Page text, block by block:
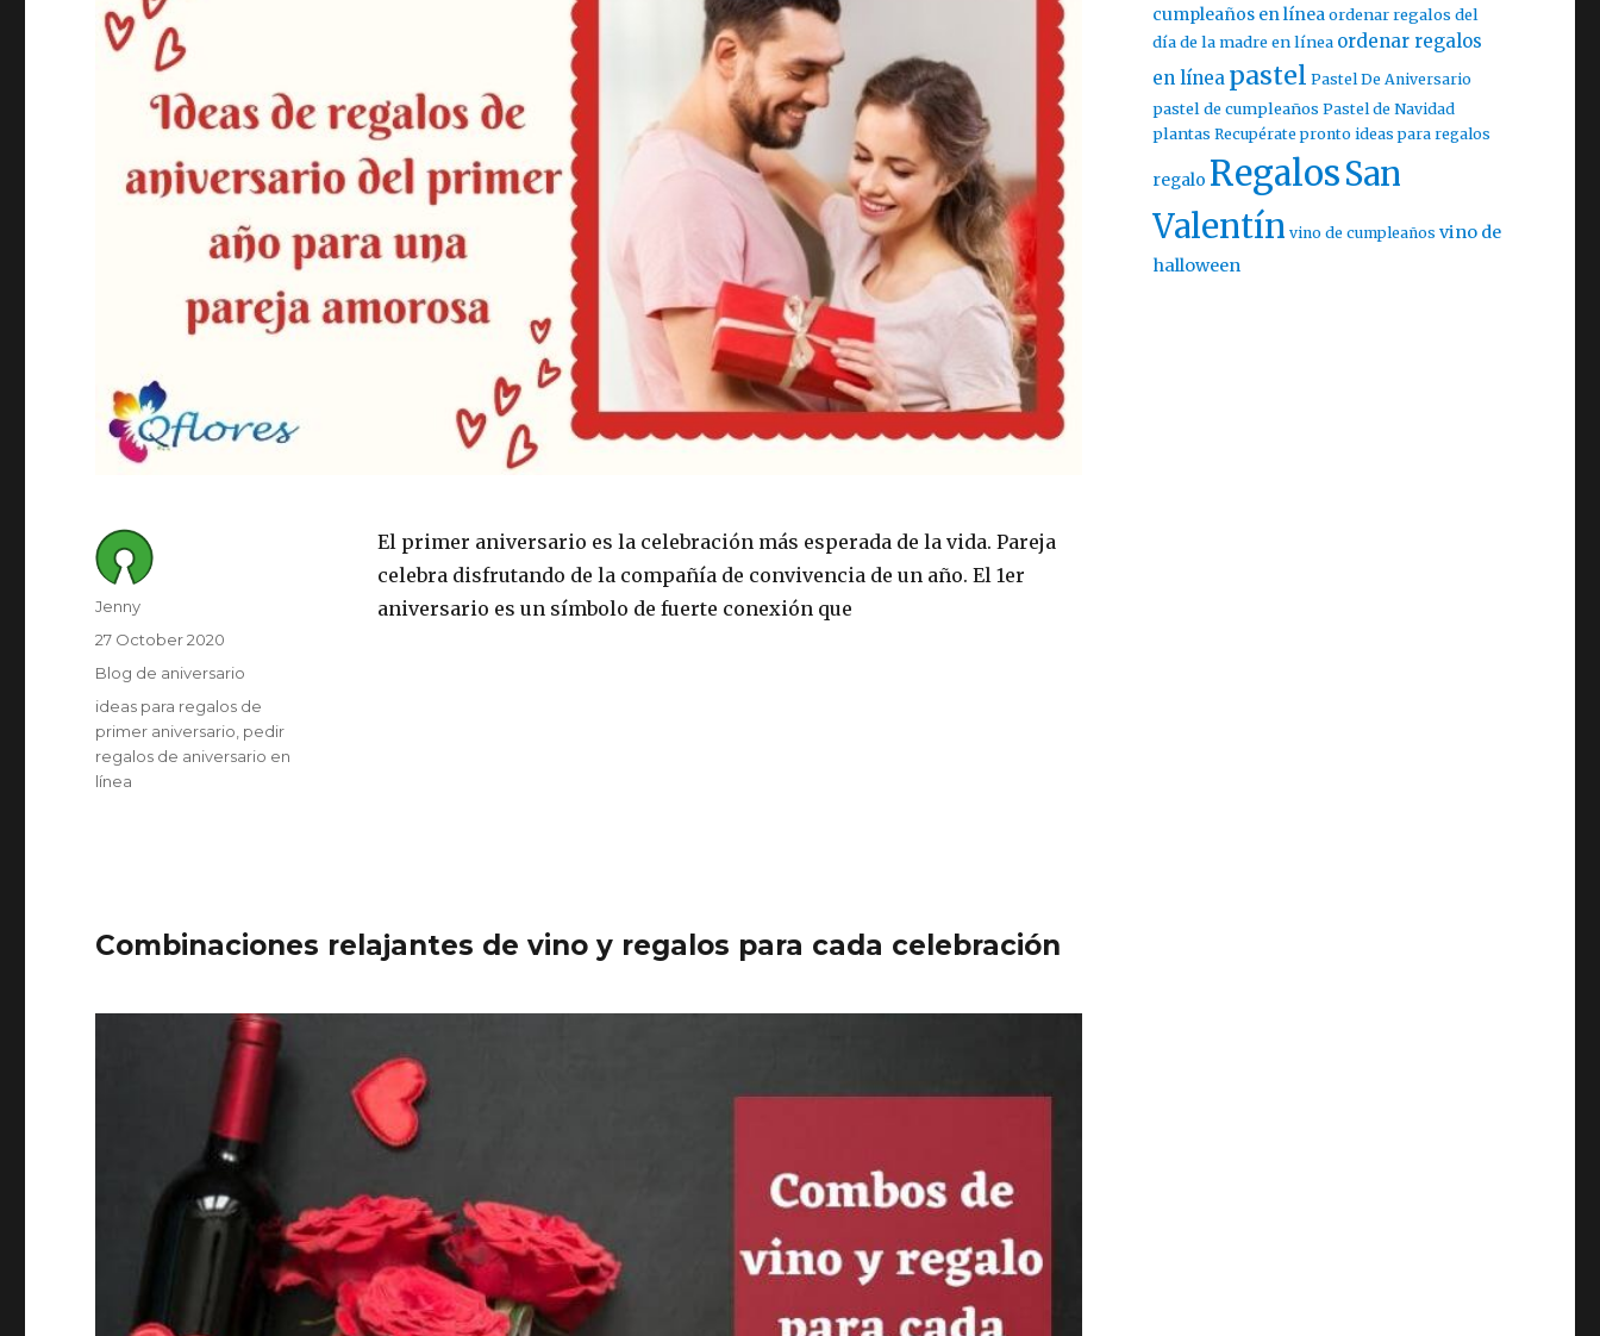
El primer aniversario es la celebración más esperada de la vida. Pareja
celebra disfrutando de la compañía de convivencia de un año. El 1er
aniversario es un símbolo de fuerte conexión que
Author
Jenny
Posted
on
27 October 2020
Category
Blog de aniversario
Tags
ideas para regalos de
primer aniversario pedir
regalos de aniversario en
línea
Combinaciones relajantes de vino y regalos para cada celebración
cumpleaños en línea ordenar regalos del
día de la madre en línea ordenar regalos
en línea pastel Pastel De Aniversario
pastel de cumpleaños Pastel de Navidad
plantas Recupérate pronto ideas para regalos
regalo RegalosSan
Valentín vino de cumpleaños vino de
halloween